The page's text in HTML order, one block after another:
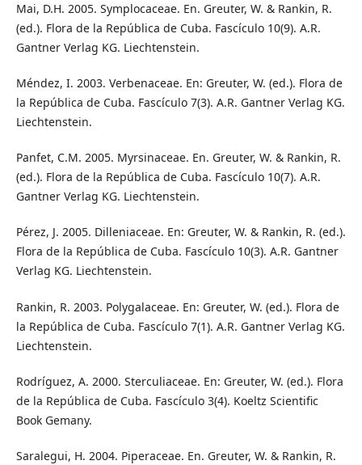
Mai, D.H. 2005. Symplocaceae. En. Greuter, W. & Rankin, R.
(ed.). Flora de la República de Cuba. Fascículo 10(9). A.R.
Gantner Verlag KG. Liechtenstein.
Méndez, I. 2003. Verbenaceae. En: Greuter, W. (ed.). Flora de
la República de Cuba. Fascículo 7(3). A.R. Gantner Verlag KG.
Liechtenstein.
Panfet, C.M. 2005. Myrsinaceae. En. Greuter, W. & Rankin, R.
(ed.). Flora de la República de Cuba. Fascículo 10(7). A.R.
Gantner Verlag KG. Liechtenstein.
Pérez, J. 2005. Dilleniaceae. En: Greuter, W. & Rankin, R. (ed.).
Flora de la República de Cuba. Fascículo 10(3). A.R. Gantner
Verlag KG. Liechtenstein.
Rankin, R. 2003. Polygalaceae. En: Greuter, W. (ed.). Flora de
la República de Cuba. Fascículo 7(1). A.R. Gantner Verlag KG.
Liechtenstein.
Rodríguez, A. 2000. Sterculiaceae. En: Greuter, W. (ed.). Flora
de la República de Cuba. Fascículo 3(4). Koeltz Scientific
Book Gemany.
Saralegui, H. 2004. Piperaceae. En. Greuter, W. & Rankin, R.